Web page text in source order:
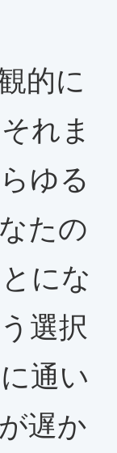
的に
れま
ゆる
たの
にな
選択
通い
遅か